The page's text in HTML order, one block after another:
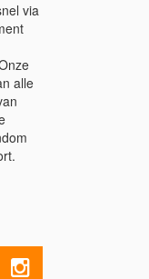
via
alle